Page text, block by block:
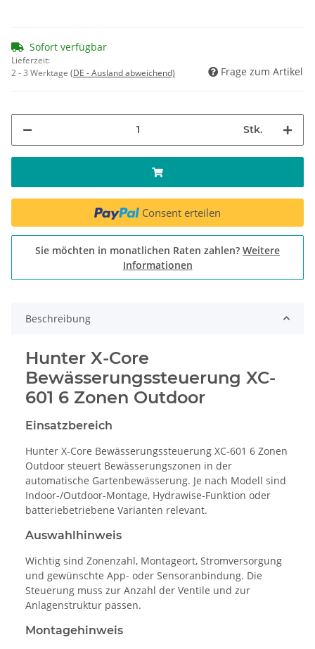
Sofort verfügbar
Lieferzeit:
2 - 3 Werktage (DE - Ausland abweichend) Frage zum Artikel
Stk.
Consent erteilen
Sie möchten in monatlichen Raten zahlen? Weitere
Informationen
Beschreibung
Hunter X-Core
Bewässerungssteuerung XC-
601 6 Zonen Outdoor
Einsatzbereich
Hunter X-Core Bewässerungssteuerung XC-601 6 Zonen
Outdoor steuert Bewässerungszonen in der
automatische Gartenbewässerung. Je nach Modell sind
Indoor-/Outdoor-Montage, Hydrawise-Funktion oder
batteriebetriebene Varianten relevant.
Auswahlhinweis
Wichtig sind Zonenzahl, Montageort, Stromversorgung
und gewünschte App- oder Sensoranbindung. Die
Steuerung muss zur Anzahl der Ventile und zur
Anlagenstruktur passen.
Montagehinweis